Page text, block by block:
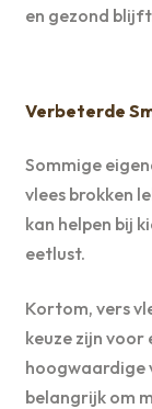
en gezond
Verbeterde
Sommige
vlees brokken
kan helpen bij
eetlust.
Kortom, vers
keuze zijn voor
hoogwaardige
belangrijk om